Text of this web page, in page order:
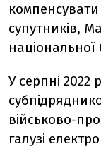
супутників,
національної
У серпні 2022
військово-
галузі